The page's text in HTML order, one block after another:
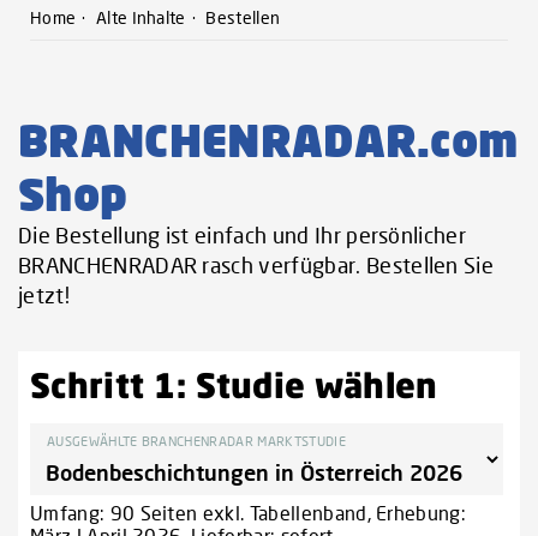
Home Alte Inhalte Bestellen
BRANCHENRADAR.com
Shop
Die Bestellung ist einfach und Ihr persönlicher
BRANCHENRADAR rasch verfügbar. Bestellen Sie
jetzt!
Schritt 1: Studie wählen
AUSGEWÄHLTE BRANCHENRADAR MARKTSTUDIE
Umfang: 90 Seiten exkl. Tabellenband, Erhebung: